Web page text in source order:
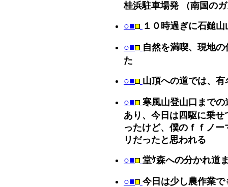
桂浜駐車場発 （南国の
○■ １０時過ぎに石鎚
○■ 自然を満喫、現地
た
○■ 山頂への道では、
○■ 寒風山登山口まで
あり、今日は四駆に乗
ったけど、僕のｆｆノ
リだったと思われる
○■ 堂ｹ森への分かれ道
○■ 今日は少し農作業で